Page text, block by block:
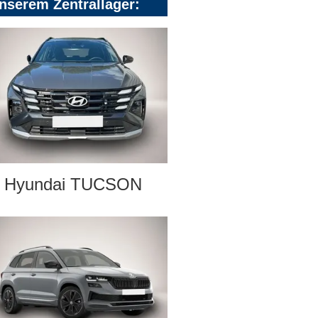
Zentrallager:
Hyundai TUCSON